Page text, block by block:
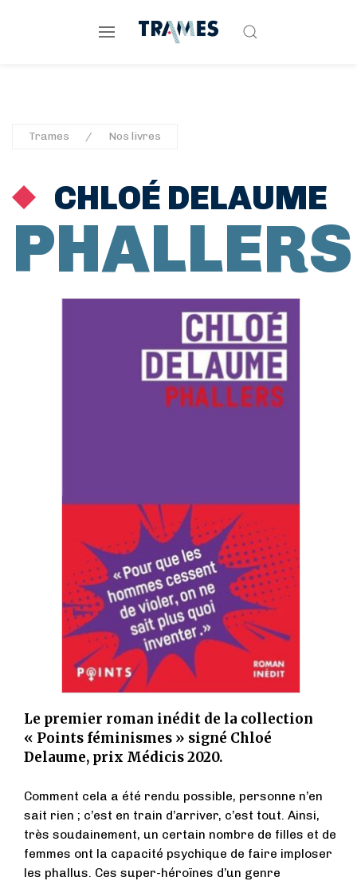
Trames Nos livres
CHLOÉ DELAUME
PHALLERS
Le premier roman inédit de la collection
« Points féminismes » signé Chloé
Delaume, prix Médicis 2020.
Comment cela a été rendu possible, personne n’en
sait rien ; c’est en train d’arriver, c’est tout. Ainsi,
très soudainement, un certain nombre de filles et de
femmes ont la capacité psychique de faire imploser
les phallus. Ces super-héroïnes d’un genre